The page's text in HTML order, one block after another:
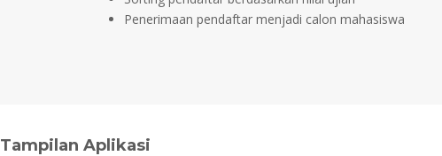
Penerimaan pendaftar menjadi calon mahasiswa
Tampilan Aplikasi